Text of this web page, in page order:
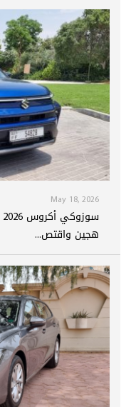
May 18, 2026
هجين واقتص...